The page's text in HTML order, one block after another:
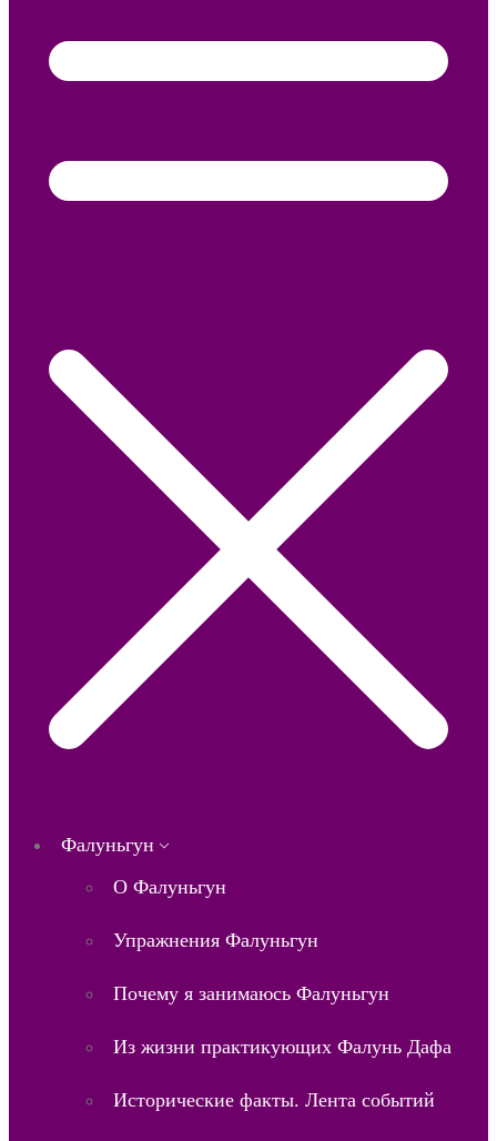
Фалуньгун
О Фалуньгун
Упражнения Фалуньгун
Почему я занимаюсь Фалуньгун
Из жизни практикующих Фалунь Дафа
Исторические факты. Лента событий